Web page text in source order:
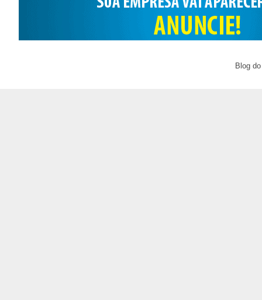
Blog